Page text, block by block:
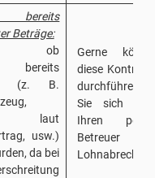
bereits
Beträge:
ob
bereits
(z. B.
laut
usw.)
da bei
Gerne
diese
durchführen,
Sie sich
Ihren